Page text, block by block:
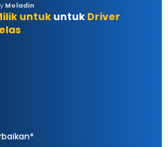
Moladin
untukuntuk Driver